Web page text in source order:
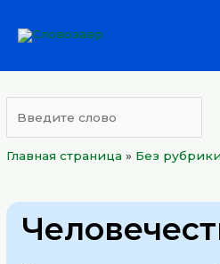
Главная страница » Без рубрики